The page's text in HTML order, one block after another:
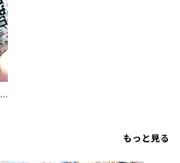
【フルカラー】さよなら、私の大好きな１０００人のキミ。
もっと見る